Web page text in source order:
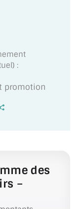
:
promotion
des
–